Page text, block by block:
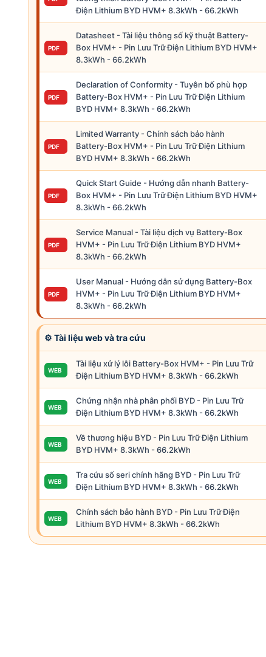
Điện Lithium BYD HVM+ 8.3kWh - 66.2kWh
PDF
Datasheet - Tài liệu thông số kỹ thuật Battery-
Box HVM+ - Pin Lưu Trữ Điện Lithium BYD HVM+
8.3kWh - 66.2kWh
PDF
Declaration of Conformity - Tuyên bố phù hợp
Battery-Box HVM+ - Pin Lưu Trữ Điện Lithium
BYD HVM+ 8.3kWh - 66.2kWh
PDF
Limited Warranty - Chính sách bảo hành
Battery-Box HVM+ - Pin Lưu Trữ Điện Lithium
BYD HVM+ 8.3kWh - 66.2kWh
PDF
Quick Start Guide - Hướng dẫn nhanh Battery-
Box HVM+ - Pin Lưu Trữ Điện Lithium BYD HVM+
8.3kWh - 66.2kWh
PDF
Service Manual - Tài liệu dịch vụ Battery-Box
HVM+ - Pin Lưu Trữ Điện Lithium BYD HVM+
8.3kWh - 66.2kWh
PDF
User Manual - Hướng dẫn sử dụng Battery-Box
HVM+ - Pin Lưu Trữ Điện Lithium BYD HVM+
8.3kWh - 66.2kWh
⚙ Tài liệu web và tra cứu
WEB
Tài liệu xử lý lỗi Battery-Box HVM+ - Pin Lưu Trữ
Điện Lithium BYD HVM+ 8.3kWh - 66.2kWh
WEB
Chứng nhận nhà phân phối BYD - Pin Lưu Trữ
Điện Lithium BYD HVM+ 8.3kWh - 66.2kWh
WEB
Về thương hiệu BYD - Pin Lưu Trữ Điện Lithium
BYD HVM+ 8.3kWh - 66.2kWh
WEB
Tra cứu số seri chính hãng BYD - Pin Lưu Trữ
Điện Lithium BYD HVM+ 8.3kWh - 66.2kWh
WEB
Chính sách bảo hành BYD - Pin Lưu Trữ Điện
Lithium BYD HVM+ 8.3kWh - 66.2kWh